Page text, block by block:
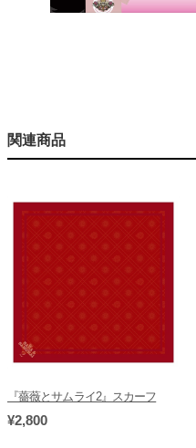
関連商品
『薔薇とサムライ2』スカーフ
¥2,800